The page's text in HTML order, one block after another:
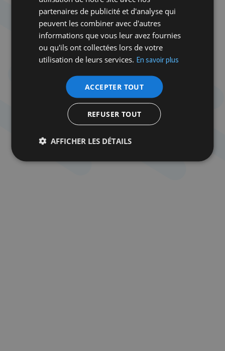
– 1 conserve de tomates pelées concassées (400
– 1 càs de paprika doux
– 2 càs de sucre
– Le jus de 2 citrons
– 1 cube de bouillon de poule
– 6 verres d’eau
partenaires de publicité et d'analyse qui
peuvent les combiner avec d'autres
informations que vous leur avez fournies
ou qu'ils ont collectées lors de votre
utilisation de leurs services. En savoir plus
ACCEPTER TOUT
REFUSER TOUT
AFFICHER LES DÉTAILS